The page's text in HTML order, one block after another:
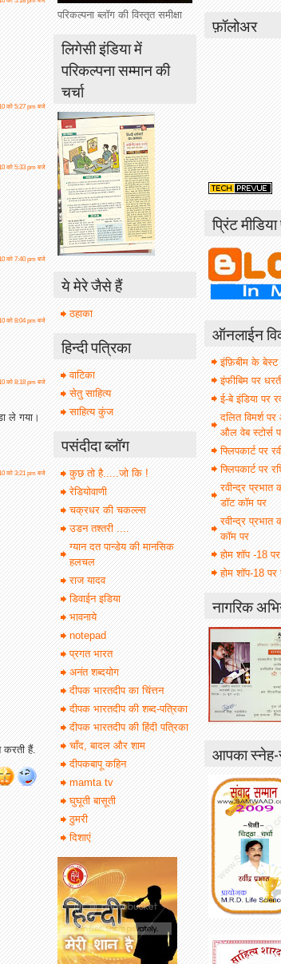
को 5:27 pm बजे
को 5:33 pm बजे
को 7:40 pm बजे
को 8:04 pm बजे
को 8:18 pm बजे
ले गया।
को 3:21 pm बजे
करती हैं.
फ़ॉलोअर
प्रिंट
ऑनलाईन
इंफ़िबीम के
इंफीबिम पर
ई-बे इंडिया पर
दलित विमर्श
औल वेब स्टोर्स
फ्लिपकार्ट पर
फ्लिपकार्ट पर
रवीन्द्र प्रभात
डॉट कॉम पर
रवीन्द्र प्रभात
कॉम पर
होम शॉप -18
होम शॉप-18 पर
नागरिक
आपका स्नेह-
परिकल्पना ब्लॉग की विस्तृत समीक्षा
लिगेसी इंडिया में
परिकल्पना सम्मान की
चर्चा
ये मेरे जैसे हैं
ठहाका
हिन्दी पत्रिका
वाटिका
सेतु साहित्य
साहित्य कुंज
पसंदीदा ब्लॉग
कुछ तो है.....जो कि !
रेडियोवाणी
चक्रधर की चकल्ल्स
उडन तश्तरी ....
ग्यान दत पान्डेय की मानसिक
हलचल
राज यादव
डिवाईन इडिया
भावनाये
notepad
प्रगत भारत
अनंत शब्दयोग
दीपक भारतदीप का चिंत्तन
दीपक भारतदीप की शब्द-पत्रिका
दीपक भारतदीप की हिंदी पत्रिका
चाँद, बादल और शाम
दीपकबापू कहिन
mamta tv
घुघूती बासूती
ठुमरी
दिशाएं